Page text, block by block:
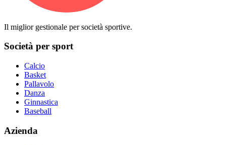
Il miglior gestionale per società sportive.
Società per sport
Calcio
Basket
Pallavolo
Danza
Ginnastica
Baseball
Azienda